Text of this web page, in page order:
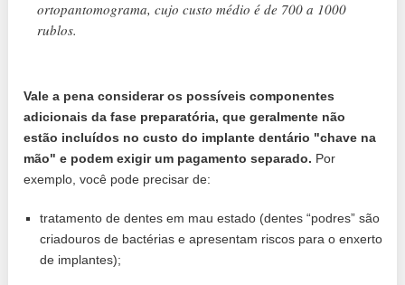
ortopantomograma, cujo custo médio é de 700 a 1000
rublos.
Vale a pena considerar os possíveis componentes
adicionais da fase preparatória, que geralmente não
estão incluídos no custo do implante dentário "chave na
mão" e podem exigir um pagamento separado. Por
exemplo, você pode precisar de:
tratamento de dentes em mau estado (dentes “podres” são
criadouros de bactérias e apresentam riscos para o enxerto
de implantes);